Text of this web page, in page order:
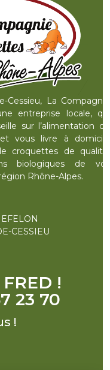
Cessieu, La Compagnie
entreprise locale, qui
sur l’alimentation de
vous livre à domicile
croquettes de qualité,
biologiques de vos
Rhône-Alpes.
CESSIEU
!
23 70
!